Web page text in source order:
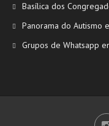
Basílica dos
Panorama do Autismo
Grupos de Whatsapp